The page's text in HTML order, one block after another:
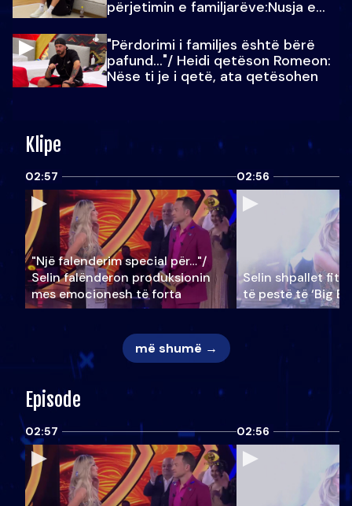
përjetimin e familjarëve:Nusja e
"Përdorimi i familjes është bërë
pafund…"/ Heidi qetëson Romeon:
Nëse ti je i qetë, ata qetësohen
Klipe
02:57
"Një falenderim special për…"/
Selin falënderon produksionin
mes emocionesh të forta
02:56
Selin shpallet
të pestë të ‘Big
më shumë →
Episode
02:57 02:56